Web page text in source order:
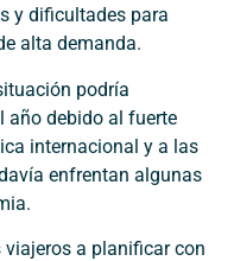
y dificultades para
alta demanda.
podría
año debido al fuerte
internacional y a las
enfrentan algunas
a planificar con